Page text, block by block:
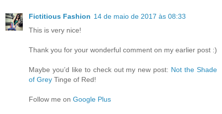
Fictitious Fashion 14 de maio de 2017 às 08:33
This is very nice!
Thank you for your wonderful comment on my earlier post :)
Maybe you’d like to check out my new post: Not the Shade
of Grey Tinge of Red!
Follow me on Google Plus